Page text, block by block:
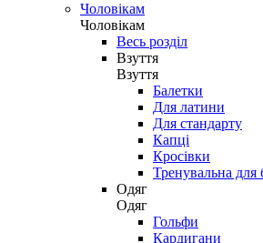
Чоловікам
Чоловікам
Весь розділ
Взуття
Взуття
Балетки
Для латини
Для стандарту
Капці
Кросівки
Тренувальна для
Одяг
Одяг
Гольфи
Кардигани